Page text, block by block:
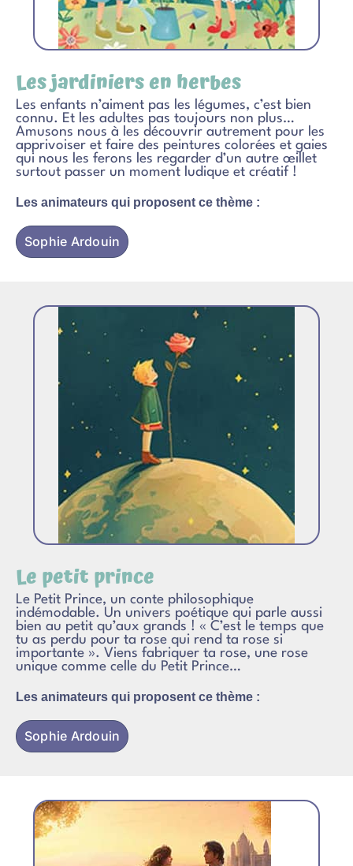
Les jardiniers en herbes
Les enfants n’aiment pas les légumes, c’est bien
connu. Et les adultes pas toujours non plus…
Amusons nous à les découvrir autrement pour les
apprivoiser et faire des peintures colorées et gaies
qui nous les ferons les regarder d’un autre œillet
surtout passer un moment ludique et créatif !
Les animateurs qui proposent ce thème :
Sophie Ardouin
Le petit prince
Le Petit Prince, un conte philosophique
indémodable. Un univers poétique qui parle aussi
bien au petit qu’aux grands ! « C’est le temps que
tu as perdu pour ta rose qui rend ta rose si
importante ». Viens fabriquer ta rose, une rose
unique comme celle du Petit Prince…
Les animateurs qui proposent ce thème :
Sophie Ardouin